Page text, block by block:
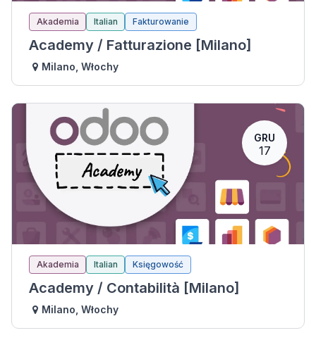
Akademia Italian Fakturowanie
Academy / Fatturazione [Milano]
Milano Włochy
GRU
17
Akademia Italian Księgowość
Academy / Contabilità [Milano]
Milano Włochy